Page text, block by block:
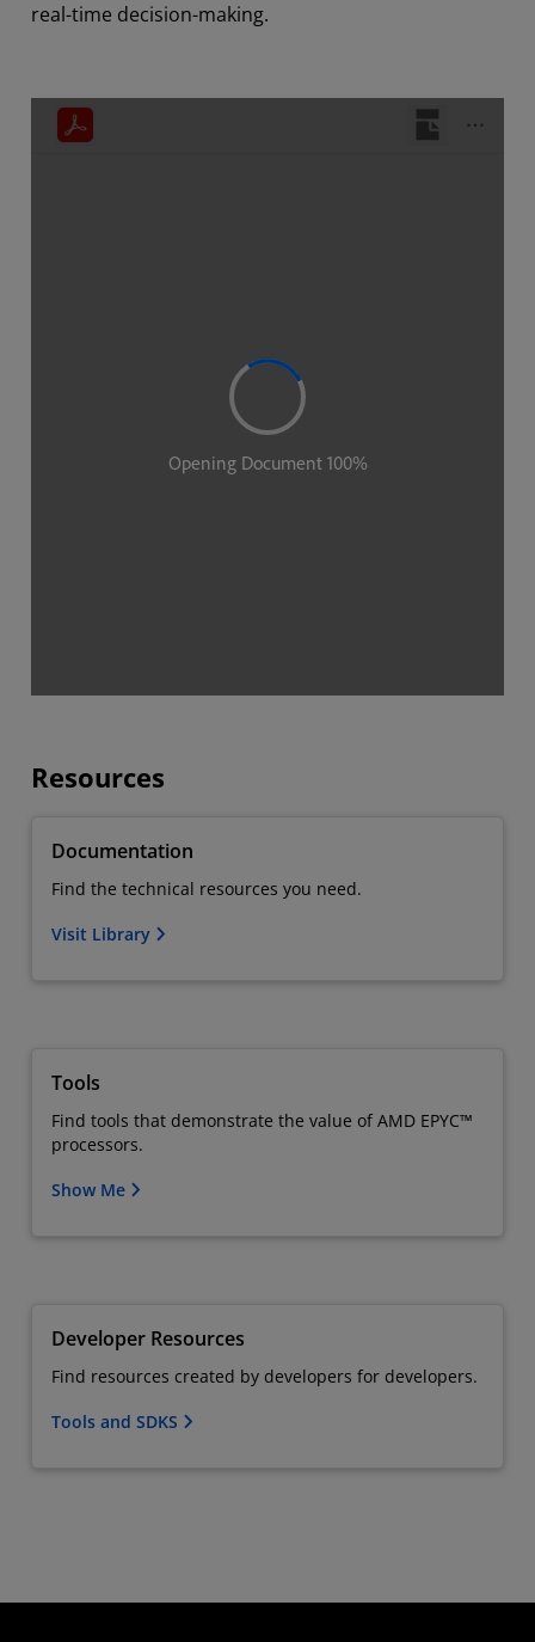
real-time decision-making.
Resources
Documentation
Find the technical resources you need.
Visit Library
Tools
Find tools that demonstrate the value of AMD EPYC™
processors.
Show Me
Developer Resources
Find resources created by developers for developers.
Tools and SDKS